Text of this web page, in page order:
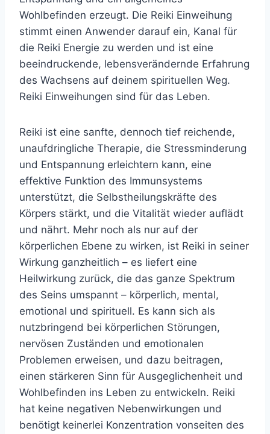
Wohlbefinden erzeugt. Die Reiki Einweihung
stimmt einen Anwender darauf ein, Kanal für
die Reiki Energie zu werden und ist eine
beeindruckende, lebensverändernde Erfahrung
des Wachsens auf deinem spirituellen Weg.
Reiki Einweihungen sind für das Leben.
Reiki ist eine sanfte, dennoch tief reichende,
unaufdringliche Therapie, die Stressminderung
und Entspannung erleichtern kann, eine
effektive Funktion des Immunsystems
unterstützt, die Selbstheilungskräfte des
Körpers stärkt, und die Vitalität wieder auflädt
und nährt. Mehr noch als nur auf der
körperlichen Ebene zu wirken, ist Reiki in seiner
Wirkung ganzheitlich – es liefert eine
Heilwirkung zurück, die das ganze Spektrum
des Seins umspannt – körperlich, mental,
emotional und spirituell. Es kann sich als
nutzbringend bei körperlichen Störungen,
nervösen Zuständen und emotionalen
Problemen erweisen, und dazu beitragen,
einen stärkeren Sinn für Ausgeglichenheit und
Wohlbefinden ins Leben zu entwickeln. Reiki
hat keine negativen Nebenwirkungen und
benötigt keinerlei Konzentration vonseiten des